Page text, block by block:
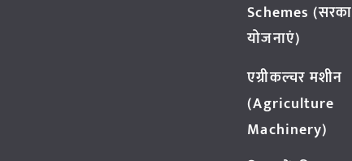
Schemes
योजनाएं)
एग्रीकल्चर मशीन
(Agriculture
Machinery)